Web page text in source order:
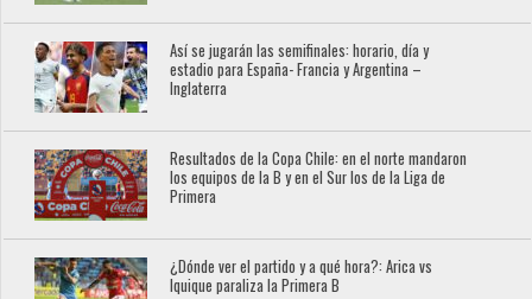
Así se jugarán las semifinales: horario, día y
estadio para España- Francia y Argentina –
Inglaterra
Resultados de la Copa Chile: en el norte mandaron
los equipos de la B y en el Sur los de la Liga de
Primera
¿Dónde ver el partido y a qué hora?: Arica vs
Iquique paraliza la Primera B